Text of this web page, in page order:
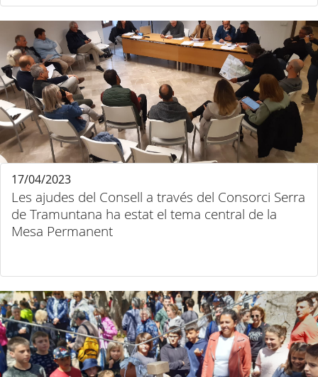
Les ajudes del Consell a través del Consorci Serra
de Tramuntana ha estat el tema central de la
Mesa Permanent
17/04/2023